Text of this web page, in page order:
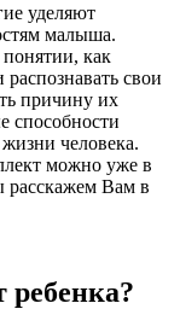
уделяют
малыша.
как
свои
причину их
способности
человека.
можно уже в
расскажем Вам в